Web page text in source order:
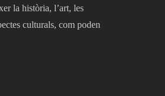
la història, l’art, les
culturals, com poden